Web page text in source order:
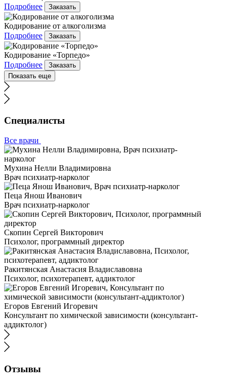
Подробнее
Заказать
Кодирование от алкоголизма
Подробнее
Заказать
Кодирование «Торпедо»
Подробнее
Заказать
Показать еще
Специалисты
Все врачи
Мухина Нелли Владимировна
Врач психиатр-нарколог
Пеца Янош Иванович
Врач психиатр-нарколог
Скопин Сергей Викторович
Психолог, программный директор
Ракитянская Анастасия Владиславовна
Психолог, психотерапевт, аддиктолог
Егоров Евгений Игоревич
Консультант по химической зависимости (консультант-
аддиктолог)
Отзывы